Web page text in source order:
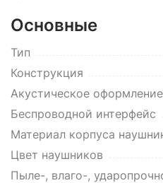
Основные
Тип
Конструкция
Акустическое оформление
Беспроводной интерфейс
Материал корпуса
Цвет наушников
Пыле-, влаго-,